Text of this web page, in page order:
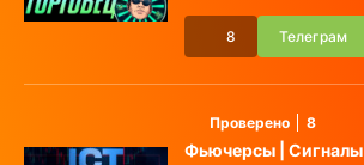
8 Телеграм
Проверено 8
Фьючерсы | Сигналы